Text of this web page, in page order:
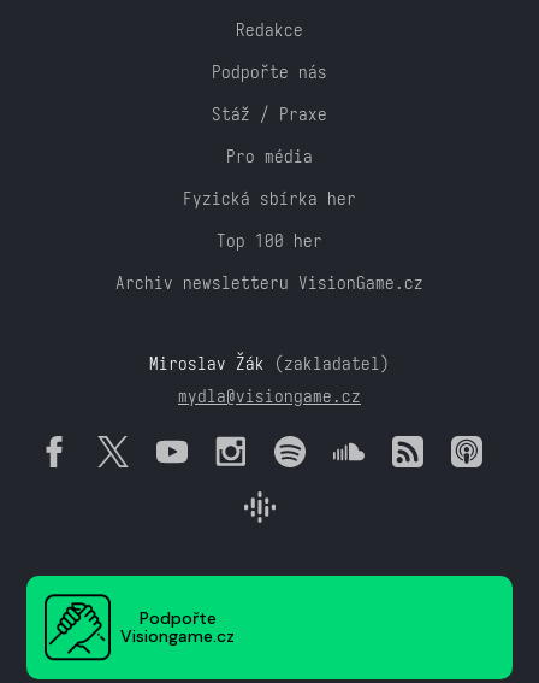
Redakce
Podpořte nás
Stáž / Praxe
Pro média
Fyzická sbírka her
Top 100 her
Archiv newsletteru VisionGame.cz
Miroslav Žák (zakladatel)
mydla@visiongame.cz
Podpořte
Visiongame.cz